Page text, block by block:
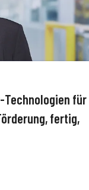
Technologien für
fertig,